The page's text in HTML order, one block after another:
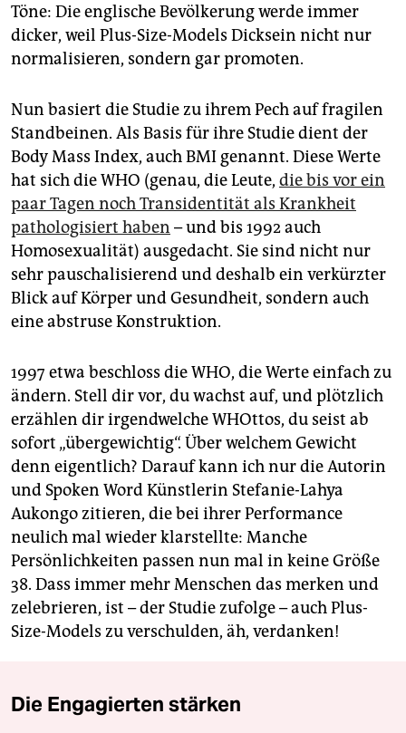
Töne: Die englische Bevölkerung werde immer
dicker, weil Plus-Size-Models Dicksein nicht nur
normalisieren, sondern gar promoten.
Nun basiert die Studie zu ihrem Pech auf fragilen
Standbeinen. Als Basis für ihre Studie dient der
Body Mass Index, auch BMI genannt. Diese Werte
hat sich die WHO (genau, die Leute, die bis vor ein
paar Tagen noch Transidentität als Krankheit
pathologisiert haben – und bis 1992 auch
Homosexualität) ausgedacht. Sie sind nicht nur
sehr pauschalisierend und deshalb ein verkürzter
Blick auf Körper und Gesundheit, sondern auch
eine abstruse Konstruktion.
1997 etwa beschloss die WHO, die Werte einfach zu
ändern. Stell dir vor, du wachst auf, und plötzlich
erzählen dir irgendwelche WHOttos, du seist ab
sofort „übergewichtig“. Über welchem Gewicht
denn eigentlich? Darauf kann ich nur die Autorin
und Spoken Word Künstlerin Stefanie-Lahya
Aukongo zitieren, die bei ihrer Performance
neulich mal wieder klarstellte: Manche
Persönlichkeiten passen nun mal in keine Größe
38. Dass immer mehr Menschen das merken und
zelebrieren, ist – der Studie zufolge – auch Plus-
Size-Models zu verschulden, äh, verdanken!
Die Engagierten stärken